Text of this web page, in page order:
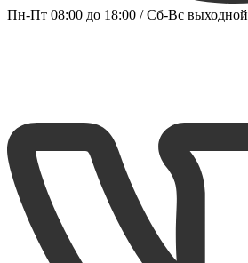
Пн-Пт 08:00 до 18:00 / Сб-Вс выходной